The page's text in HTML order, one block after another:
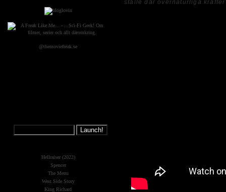
ställe där övernaturliga
@themoviefreak.se
Hellraiser (2022)
Spencer
The Menu
West Side Story
King Richard